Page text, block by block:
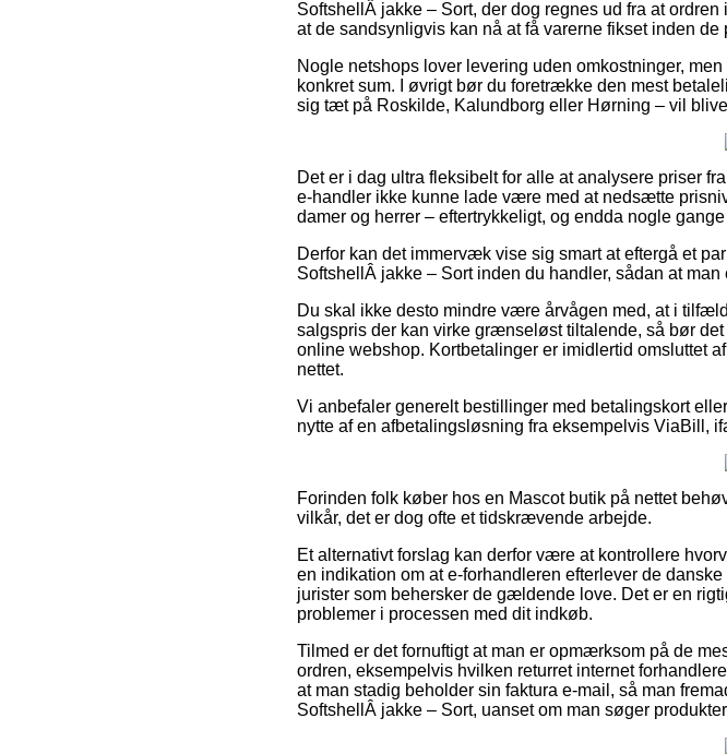
SoftshellÂ jakke – Sort, der dog regnes ud fra at
at de sandsynligvis kan nå at få varerne fikset inden de
Nogle netshops lover levering uden omkostninger,
konkret sum. I øvrigt bør du foretrække den mest
sig tæt på Roskilde, Kalundborg eller Hørning – vil
Det er i dag ultra fleksibelt for alle at analysere priser
e-handler ikke kunne lade være med at nedsætte
damer og herrer – eftertrykkeligt, og endda nogle
Derfor kan det immervæk vise sig smart at eftergå et
SoftshellÂ jakke – Sort inden du handler, sådan at
Du skal ikke desto mindre være årvågen med, at i
salgspris der kan virke grænseløst tiltalende, så bør
online webshop. Kortbetalinger er imidlertid omsluttet
nettet.
Vi anbefaler generelt bestillinger med betalingskort
nytte af en afbetalingsløsning fra eksempelvis ViaBill,
Forinden folk køber hos en Mascot butik på nettet
vilkår, det er dog ofte et tidskrævende arbejde.
Et alternativt forslag kan derfor være at kontrollere
en indikation om at e-forhandleren efterlever de
jurister som behersker de gældende love. Det er en
problemer i processen med dit indkøb.
Tilmed er det fornuftigt at man er opmærksom på de
ordren, eksempelvis hvilken returret internet
at man stadig beholder sin faktura e-mail, så man
SoftshellÂ jakke – Sort, uanset om man søger